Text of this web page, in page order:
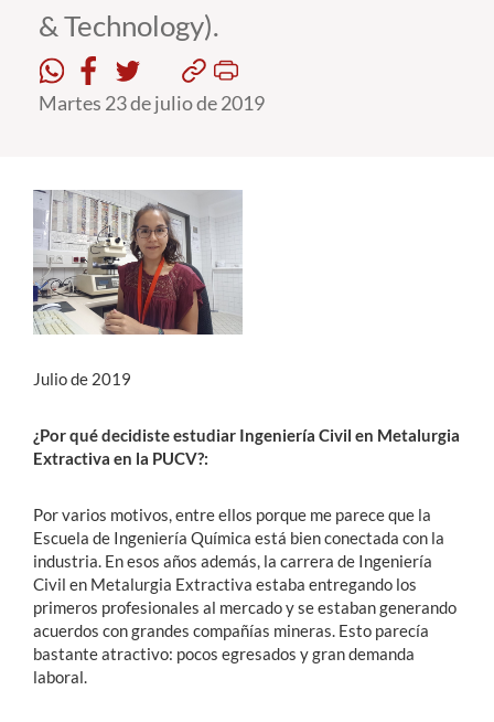
& Technology).
Martes 23 de julio de 2019
Julio de 2019
¿Por qué decidiste estudiar Ingeniería Civil en Metalurgia
Extractiva en la PUCV?:
Por varios motivos, entre ellos porque me parece que la
Escuela de Ingeniería Química está bien conectada con la
industria. En esos años además, la carrera de Ingeniería
Civil en Metalurgia Extractiva estaba entregando los
primeros profesionales al mercado y se estaban generando
acuerdos con grandes compañías mineras. Esto parecía
bastante atractivo: pocos egresados y gran demanda
laboral.